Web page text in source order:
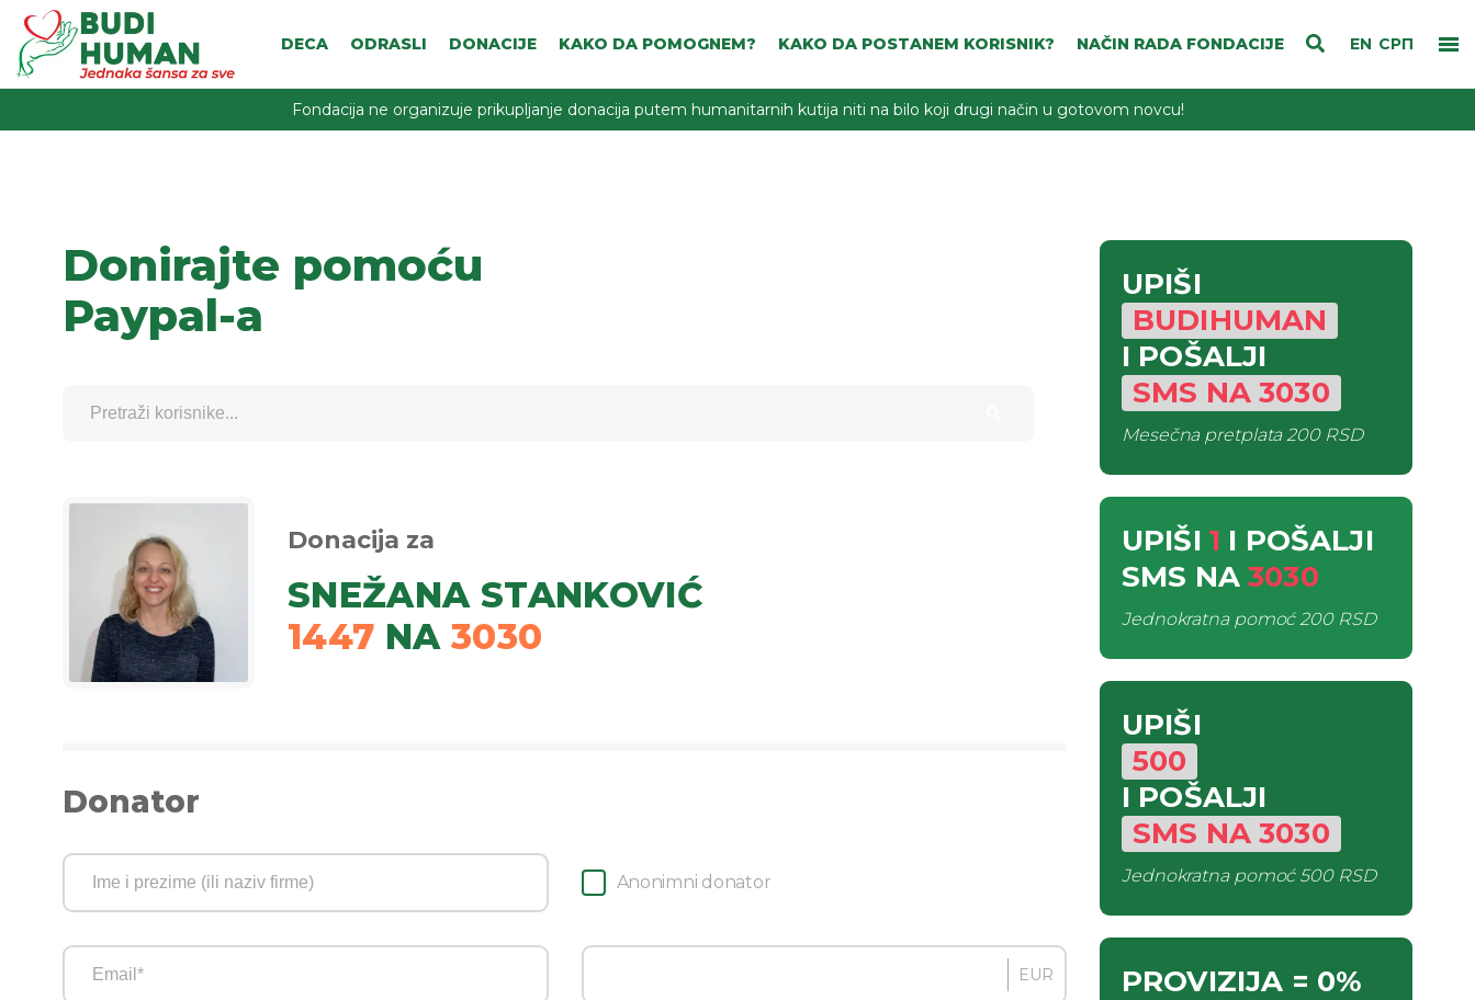
EN СРП
DECA ODRASLI DONACIJE KAKO DA POMOGNEM? KAKO DA POSTANEM KORISNIK? NAČIN RADA FONDACIJE
Fondacija ne organizuje prikupljanje donacija putem humanitarnih kutija niti na bilo koji drugi način u gotovom novcu!
Donirajte pomoću
Paypal-a
Donacija za
SNEŽANA STANKOVIĆ
1447 NA 3030
Donator
Anonimni donator
EUR
UPIŠI
BUDIHUMAN
I POŠALJI
SMS NA3030
Mesečna pretplata200 RSD
UPIŠI 1 I POŠALJI
SMS NA 3030
Jednokratna pomoć200 RSD
UPIŠI
500
I POŠALJI
SMS NA3030
Jednokratna pomoć500 RSD
PROVIZIJA = 0%